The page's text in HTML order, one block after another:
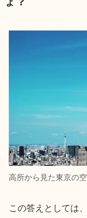
高所から見た東京の空
この答えとしては